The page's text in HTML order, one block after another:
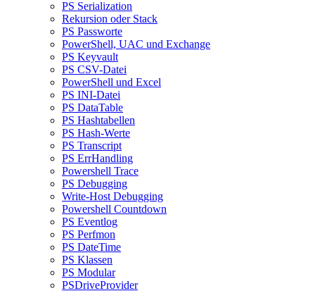
PS Serialization
Rekursion oder Stack
PS Passworte
PowerShell, UAC und Exchange
PS Keyvault
PS CSV-Datei
PowerShell und Excel
PS INI-Datei
PS DataTable
PS Hashtabellen
PS Hash-Werte
PS Transcript
PS ErrHandling
Powershell Trace
PS Debugging
Write-Host Debugging
Powershell Countdown
PS Eventlog
PS Perfmon
PS DateTime
PS Klassen
PS Modular
PSDriveProvider